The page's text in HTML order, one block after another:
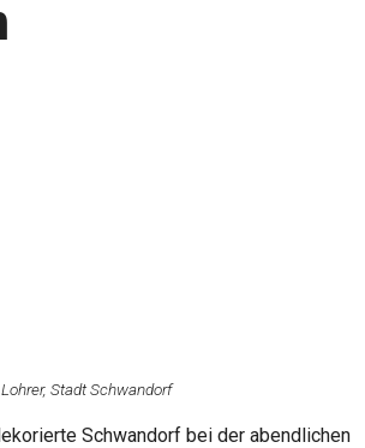
Stadt Schwandorf
Schwandorf bei der abendlichen